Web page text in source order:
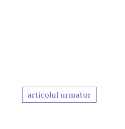
articolul urmator